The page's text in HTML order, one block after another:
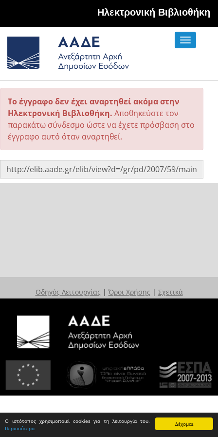
Δέχομαι
Ο ιστότοπος χρησιμοποιεί cookies για τη λειτουργία του.
Περισσότερα
Hλεκτρονική Βιβλιοθήκη
Toggle
Το έγγραφο δεν έχει αναρτηθεί ακόμα στην
Ηλεκτρονική Βιβλιοθήκη. Αποθηκεύστε τον
παρακάτω σύνδεσμο ώστε να έχετε πρόσβαση στο
έγγραφο αυτό όταν αναρτηθεί.
Οδηγός Λειτουργίας | Όροι Χρήσης | Σχετικά